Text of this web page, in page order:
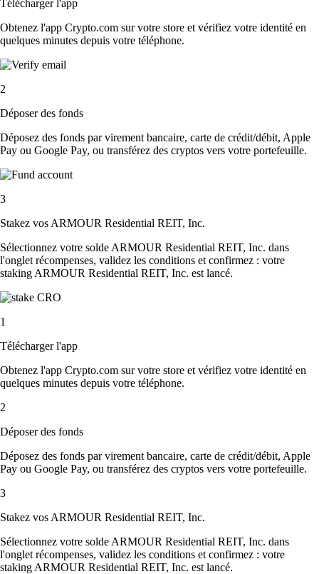
Télécharger l'app
Obtenez l'app Crypto.com sur votre store et vérifiez votre identité en
quelques minutes depuis votre téléphone.
2
Déposer des fonds
Déposez des fonds par virement bancaire, carte de crédit/débit, Apple
Pay ou Google Pay, ou transférez des cryptos vers votre portefeuille.
3
Stakez vos ARMOUR Residential REIT, Inc.
Sélectionnez votre solde ARMOUR Residential REIT, Inc. dans
l'onglet récompenses, validez les conditions et confirmez : votre
staking ARMOUR Residential REIT, Inc. est lancé.
1
Télécharger l'app
Obtenez l'app Crypto.com sur votre store et vérifiez votre identité en
quelques minutes depuis votre téléphone.
2
Déposer des fonds
Déposez des fonds par virement bancaire, carte de crédit/débit, Apple
Pay ou Google Pay, ou transférez des cryptos vers votre portefeuille.
3
Stakez vos ARMOUR Residential REIT, Inc.
Sélectionnez votre solde ARMOUR Residential REIT, Inc. dans
l'onglet récompenses, validez les conditions et confirmez : votre
staking ARMOUR Residential REIT, Inc. est lancé.